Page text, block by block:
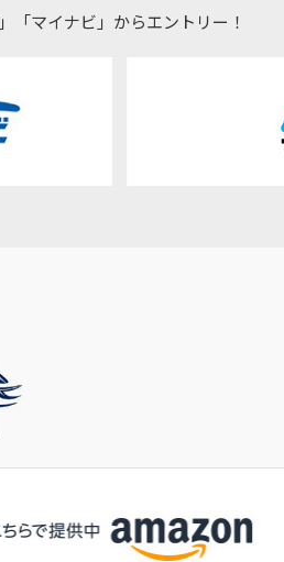
「マイナビ」からエントリー！